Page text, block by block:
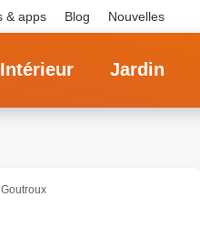
& apps Blog Nouvelles
Intérieur Jardin